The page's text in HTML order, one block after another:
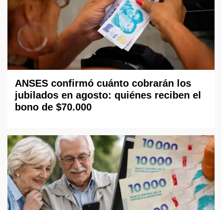
ANSES confirmó cuánto cobrarán los
jubilados en agosto: quiénes reciben el
bono de $70.000